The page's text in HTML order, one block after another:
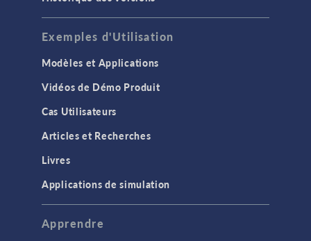
Exemples d'Utilisation
Modèles et Applications
Vidéos de Démo Produit
Cas Utilisateurs
Articles et Recherches
Livres
Applications de simulation
Apprendre